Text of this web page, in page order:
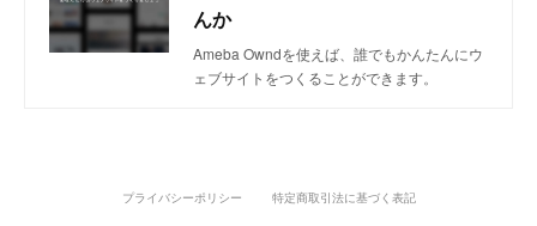
んか
Ameba Owndを使えば、誰でもかんたんにウ
ェブサイトをつくることができます。
プライバシーポリシー 特定商取引法に基づく表記